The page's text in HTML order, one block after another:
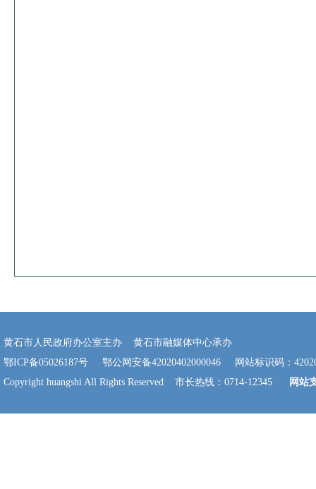
黄石市人民政府办公室主办 黄石市融媒体中心承办
鄂ICP备05026187号
鄂公网安备42020402000046 网站标识码：
Copyright huangshi All Rights Reserved 市长热线：0714-12345
网站